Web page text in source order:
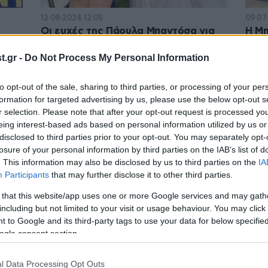
- Do Not Process My Personal Information
opt-out of the sale, sharing to third parties, or processing of your
for targeted advertising by us, please use the below opt-out
selection. Please note that after your opt-out request is processed
interest-based ads based on personal information utilized by us
to third parties prior to your opt-out. You may separately
of your personal information by third parties on the IAB’s list of
This information may also be disclosed by us to third parties on the
Participants that may further disclose it to other third parties.
that this website/app uses one or more Google services and may
but not limited to your visit or usage behaviour. You may
to Google and its third-party tags to use your data for below
consent section.
Data Processing Opt Outs
12·08·2024 12:05
Οι ευχές της Πάουλα Μπαντόσα για
Η
11·06·2024 14:00
Ο Στέφανος Τσιτσιπάς «αδειάζει» τη